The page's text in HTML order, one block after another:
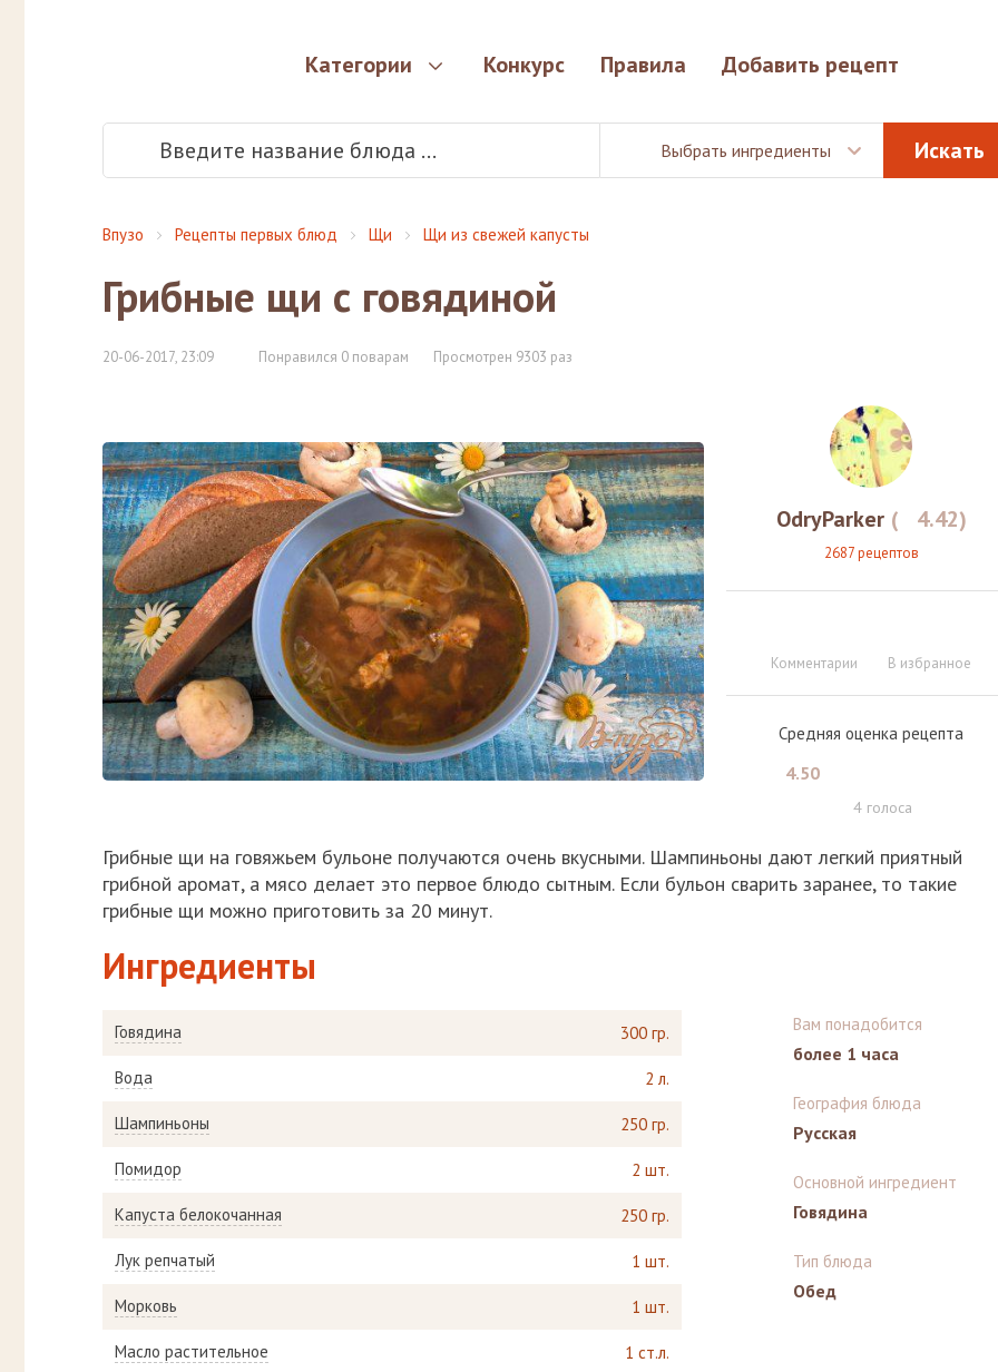
Категории Конкурс Правила Добавить рецепт
Выбрать ингредиенты
Впузо Рецепты первых блюд Щи Щи из свежей капусты
Грибные щи с говядиной
20-06-2017, 23:09 Понравился 0 поварам Просмотрен 9303 раз
OdryParker ( 4.42)
2687 рецептов
Комментарии В избранное
Средняя оценка рецепта
4.50
4голоса
Грибные щи на говяжьем бульоне получаются очень вкусными. Шампиньоны дают легкий приятный
грибной аромат, а мясо делает это первое блюдо сытным. Если бульон сварить заранее, то такие
грибные щи можно приготовить за 20 минут.
Ингредиенты
Говядина 300 гр.
Вода 2 л.
Шампиньоны 250 гр.
Помидор 2 шт.
Капуста белокочанная 250 гр.
Лук репчатый 1 шт.
Морковь 1 шт.
Масло растительное 1 ст.л.
Вам понадобится
более 1 часа
География блюда
Русская
Основной ингредиент
Говядина
Тип блюда
Обед